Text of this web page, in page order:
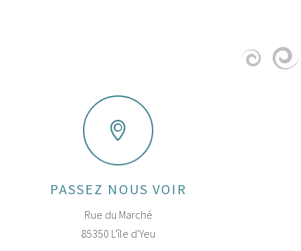
PASSEZ NOUS VOIR
Rue du Marché
85350 L'île d'Yeu